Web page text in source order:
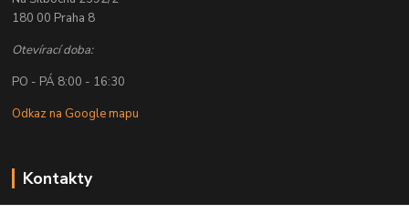
180 00 Praha 8
Otevírací doba:
PO - PÁ 8:00 - 16:30
Odkaz na Google mapu
Kontakty